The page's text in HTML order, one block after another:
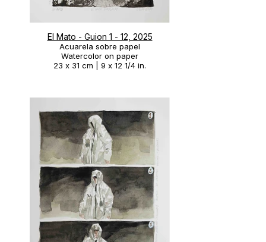
El Mato - Guion 1 - 12, 2025
Acuarela sobre papel
Watercolor on paper
23 x 31 cm | 9 x 12 1/4 in.